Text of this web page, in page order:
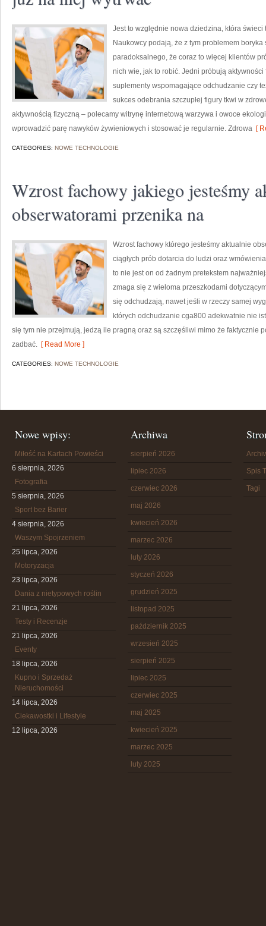
Jest to względnie nowa dziedzina, która świeci
Naukowcy podają, że z tym problemem
paradoksalnego, że coraz to więcej klientów
nich wie, jak to robić. Jedni próbują
suplementy wspomagające odchudzanie czy
sukces odebrania szczupłej figury tkwi w
aktywnością fizyczną – polecamy witrynę internetową warzywa i owoce
wprowadzić parę nawyków żywieniowych i stosować je regularnie. Zdrowa [
CATEGORIES: NOWE TECHNOLOGIE
Wzrost fachowy jakiego jesteśmy
obserwatorami przenika na
Wzrost fachowy którego jesteśmy aktualnie
ciągłych prób dotarcia do ludzi oraz
to nie jest on od żadnym pretekstem
zmaga się z wieloma przeszkodami
się odchudzają, nawet jeśli w rzeczy samej
których odchudzanie cga800 adekwatnie nie
się tym nie przejmują, jedzą ile pragną oraz są szczęśliwi mimo że faktycznie
zadbać. [ Read More ]
CATEGORIES: NOWE TECHNOLOGIE
Nowe wpisy:
Miłość na Kartach Powieści
6 sierpnia, 2026
Fotografia
5 sierpnia, 2026
Sport bez Barier
4 sierpnia, 2026
Waszym Spojrzeniem
25 lipca, 2026
Motoryzacja
23 lipca, 2026
Dania z nietypowych roślin
21 lipca, 2026
Testy i Recenzje
21 lipca, 2026
Eventy
18 lipca, 2026
Kupno i Sprzedaż
Nieruchomości
14 lipca, 2026
Ciekawostki i Lifestyle
12 lipca, 2026
Archiwa
sierpień 2026
lipiec 2026
czerwiec 2026
maj 2026
kwiecień 2026
marzec 2026
luty 2026
styczeń 2026
grudzień 2025
listopad 2025
październik 2025
wrzesień 2025
sierpień 2025
lipiec 2025
czerwiec 2025
maj 2025
kwiecień 2025
marzec 2025
luty 2025
Spis
Tagi